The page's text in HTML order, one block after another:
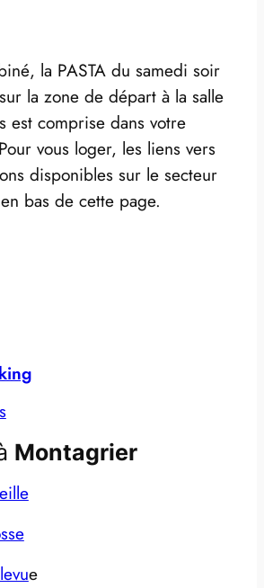
la PASTA du samedi soir
la zone de départ à la salle
est comprise dans votre
vous loger, les liens vers
disponibles sur le secteur
bas de cette page.
Montagrier
e